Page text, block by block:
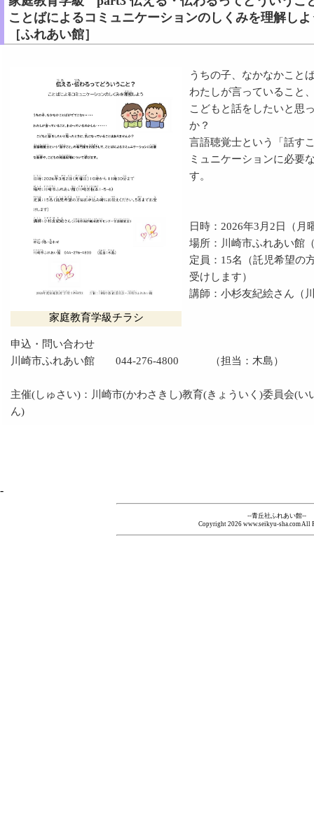
ことばによるコミュニケーションのしくみを理解しよ
［ふれあい館］
家庭教育学級チラシ
うちの子、なかなかこと
わたしが言っていること
こどもと話をしたいと思
か？
言語聴覚士という「話す
ミュニケーションに必要
す。
日時：2026年3月2日（月
場所：川崎市ふれあい館
定員：15名（託児希望の
受けします）
講師：小杉友紀絵さん（
申込・問い合わせ
川崎市ふれあい館 044-276-4800 （担当：木島）
主催(しゅさい)：川崎市(かわさきし)教育(きょういく)委員会(
ん)
-
--青丘社ふれあい館--
Copyright 2026 www.seikyu-sha.com All